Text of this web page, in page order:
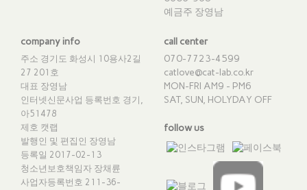
예금주 장영남
company info
주소 경기도 화성시 10용사2길
27 201호
대표 장영남
인터넷신문사업 등록번호 경기,
아51478
제호 캣랩
발행인 및 편집인 장영남
등록일 2017-02-13
청소년보호책임자 장채륜
사업자등록번호 211-36-
call center
070-7723-4599
catlove@cat-lab.co.kr
MON-FRI AM9 - PM6
SAT, SUN, HOLYDAY OFF
follow us